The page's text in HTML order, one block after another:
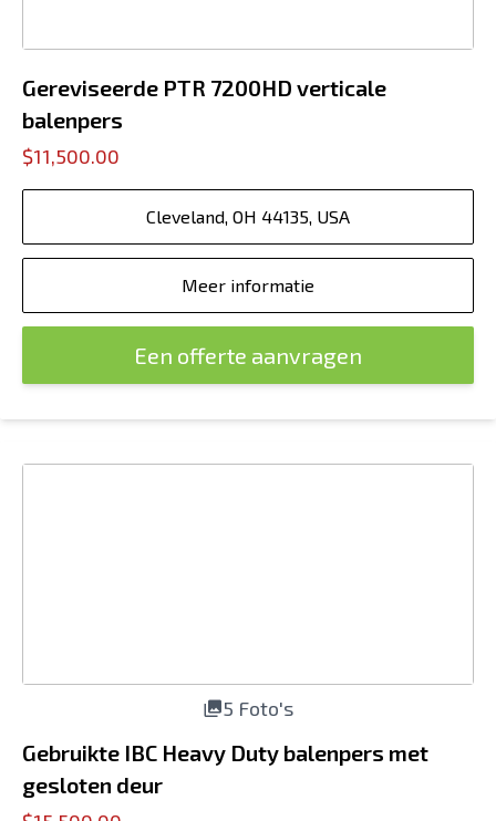
Gereviseerde PTR 7200HD verticale
balenpers
$11,500.00
Cleveland, OH 44135, USA
Meer informatie
Een offerte aanvragen
5 Foto's
Gebruikte IBC Heavy Duty balenpers met
gesloten deur